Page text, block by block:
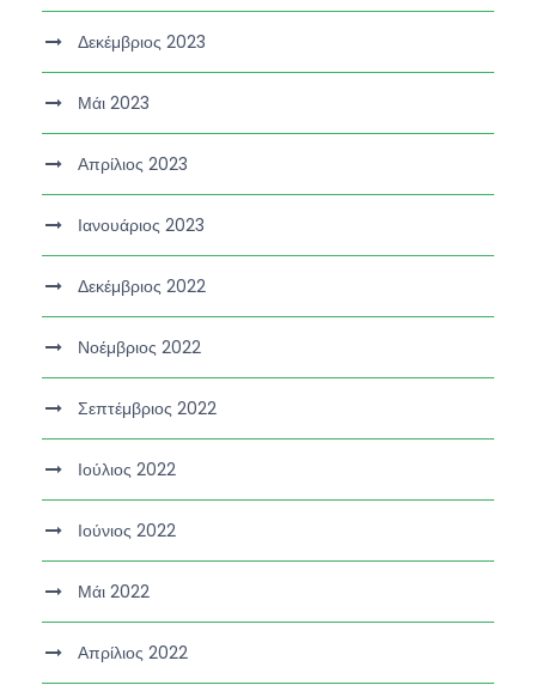
Δεκέμβριος 2023
Μάι 2023
Απρίλιος 2023
Ιανουάριος 2023
Δεκέμβριος 2022
Νοέμβριος 2022
Σεπτέμβριος 2022
Ιούλιος 2022
Ιούνιος 2022
Μάι 2022
Απρίλιος 2022